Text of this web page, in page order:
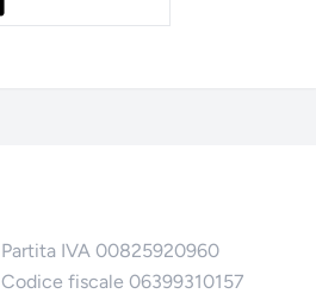
Partita IVA 00825920960
Codice fiscale 06399310157